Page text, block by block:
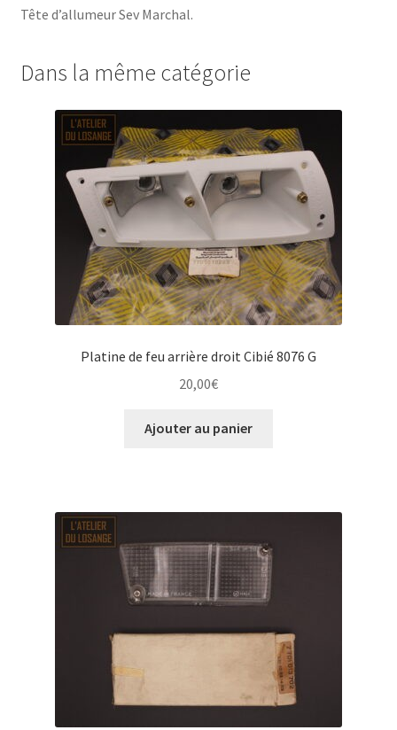
Tête d’allumeur Sev Marchal.
Dans la même catégorie
Platine de feu arrière droit Cibié 8076 G
20,00€
Ajouter au panier